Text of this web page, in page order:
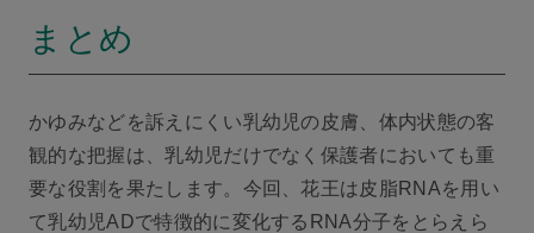
まとめ
かゆみなどを訴えにくい乳幼児の皮膚、体内状態の客
観的な把握は、乳幼児だけでなく保護者においても重
要な役割を果たします。今回、花王は皮脂RNAを用い
て乳幼児ADで特徴的に変化するRNA分子をとらえら